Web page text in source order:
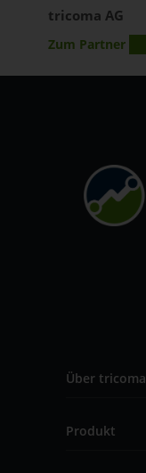
tricoma AG
Zum Partner
Über tricoma
Produkt